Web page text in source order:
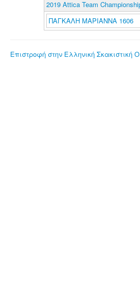
2019 Attica Team
ΠΑΓΚΑΛΗ ΜΑΡΙΑΝΝΑ 1606
Επιστροφή στην Ελληνική Σκακιστική